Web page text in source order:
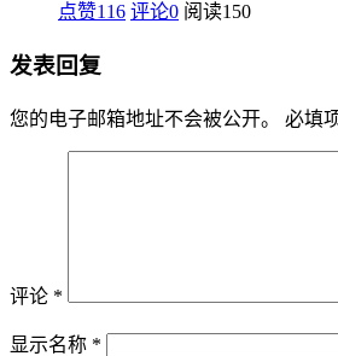
点赞116 评论0 阅读150
发表回复
您的电子邮箱地址不会被公开。 必填
评论 *
显示名称 *